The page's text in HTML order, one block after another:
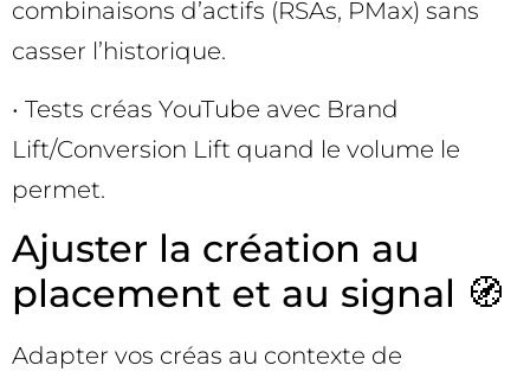
combinaisons d’actifs (RSAs, PMax) sans
casser l’historique.
• Tests créas YouTube avec Brand
Lift/Conversion Lift quand le volume le
permet.
Ajuster la création au
placement et au signal 🧭
Adapter vos créas au contexte de